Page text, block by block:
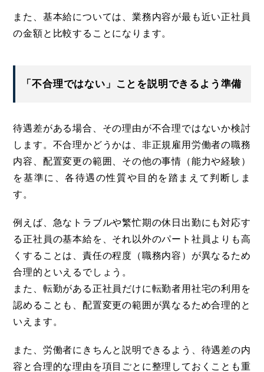
また、基本給については、業務内容が最も近い正社員
の金額と比較することになります。
「不合理ではない」ことを説明できるよう準備
待遇差がある場合、その理由が不合理ではないか検討
します。不合理かどうかは、非正規雇用労働者の職務
内容、配置変更の範囲、その他の事情（能力や経験）
を基準に、各待遇の性質や目的を踏まえて判断しま
す。
例えば、急なトラブルや繁忙期の休日出勤にも対応す
る正社員の基本給を、それ以外のパート社員よりも高
くすることは、責任の程度（職務内容）が異なるため
合理的といえるでしょう。
また、転勤がある正社員だけに転勤者用社宅の利用を
認めることも、配置変更の範囲が異なるため合理的と
いえます。
また、労働者にきちんと説明できるよう、待遇差の内
容と合理的な理由を項目ごとに整理しておくことも重